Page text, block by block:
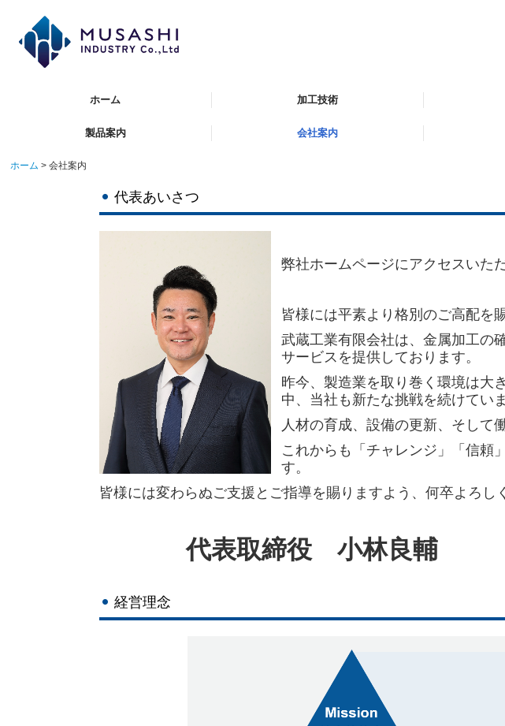
ホーム 加工技術
製品案内 会社案内
ホーム 会社案内
代表あいさつ
弊社ホームページにアクセスいた
皆様には平素より格別のご高配を
武蔵工業有限会社は、金属加工の
サービスを提供しております。
昨今、製造業を取り巻く環境は大
中、当社も新たな挑戦を続けていま
人材の育成、設備の更新、そして
これからも「チャレンジ」「信頼
す。
皆様には変わらぬご支援とご指導を賜りますよう、何卒よろし
代表取締役 小林良輔
経営理念